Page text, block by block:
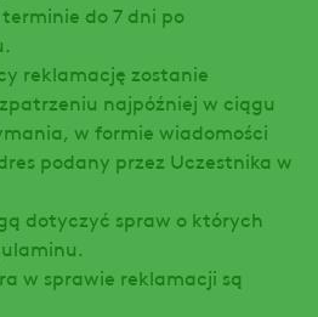
do 7 dni po
reklamację zostanie
najpóźniej w ciągu
w formie wiadomości
podany przez Uczestnika w
dotyczyć spraw o których
w sprawie reklamacji są